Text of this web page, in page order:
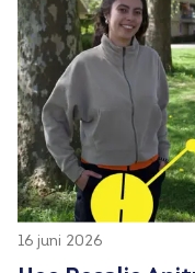
16 juni 2026